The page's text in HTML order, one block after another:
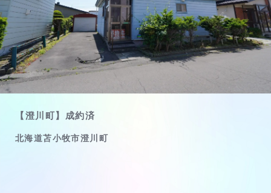
【澄川町】成約済
北海道苫小牧市澄川町